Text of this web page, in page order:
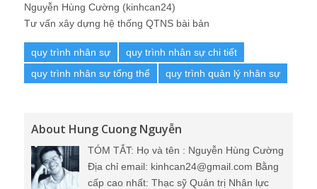
Nguyễn Hùng Cường (kinhcan24)
Tư vấn xây dựng hệ thống QTNS bài bản
quy trình nhân sự
quy trình nhân sự chi tiết
quy trình nhân sự tổng thể
quy trình quản lý nhân sự
About Hung Cuong Nguyễn
TÓM TẮT: Họ và tên : Nguyễn Hùng Cường
Địa chỉ email: kinhcan24@gmail.com Bằng
cấp cao nhất: Thạc sỹ Quản trị Nhân lực